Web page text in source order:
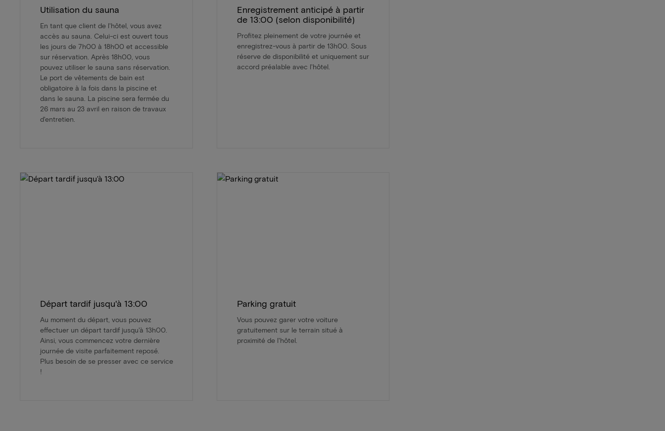
Utilisation du sauna
En tant que client de l'hôtel, vous avez
accès au sauna. Celui-ci est ouvert tous
les jours de 7h00 à 18h00 et accessible
sur réservation. Après 18h00, vous
pouvez utiliser le sauna sans réservation.
Le port de vêtements de bain est
obligatoire à la fois dans la piscine et
dans le sauna. La piscine sera fermée du
26 mars au 23 avril en raison de travaux
d'entretien.
Enregistrement anticipé à partir
de 13:00 (selon disponibilité)
Profitez pleinement de votre journée et
enregistrez-vous à partir de 13h00. Sous
réserve de disponibilité et uniquement sur
accord préalable avec l'hôtel.
Départ tardif jusqu'à 13:00
Au moment du départ, vous pouvez
effectuer un départ tardif jusqu'à 13h00.
Ainsi, vous commencez votre dernière
journée de visite parfaitement reposé.
Plus besoin de se presser avec ce service
!
Parking gratuit
Vous pouvez garer votre voiture
gratuitement sur le terrain situé à
proximité de l'hôtel.